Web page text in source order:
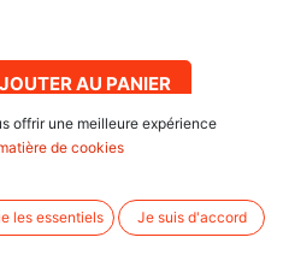
AU PANIER
offrir une meilleure expérience
de cookies
les essentiels Je suis d'accord